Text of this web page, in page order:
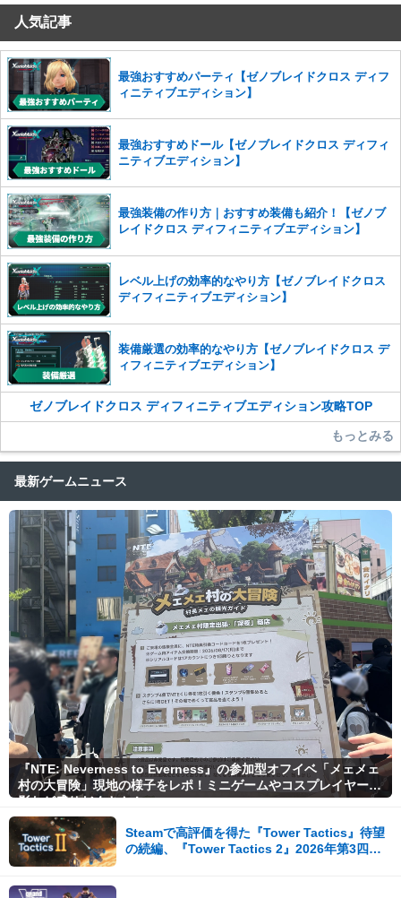
コメントの削除を申請する
せていただきます。ご了承ください。
※一度削除したコメントは復元ができませんのでご注意くだ
さい。
また、過度な利用規約の違反や、弊社に損害の及ぶ内容の書き込みがあ
った場合は、法的措置をとらせていただく場合もございますので、あら
かじめご理解くださいませ。
人気記事
最強おすすめパーティ【ゼノブレイドクロス ディフ
ィニティブエディション】
最強おすすめドール【ゼノブレイドクロス ディフィ
ニティブエディション】
最強装備の作り方｜おすすめ装備も紹介！【ゼノブ
レイドクロス ディフィニティブエディション】
レベル上げの効率的なやり方【ゼノブレイドクロス
ディフィニティブエディション】
装備厳選の効率的なやり方【ゼノブレイドクロス デ
ィフィニティブエディション】
ゼノブレイドクロス ディフィニティブエディション攻略TOP
もっとみる
最新ゲームニュース
『NTE: Neverness to Everness』の参加型オフイベ「メェメェ
村の大冒険」現地の様子をレポ！ミニゲームやコスプレイヤー撮
影など盛りだくさん！
Steamで高評価を得た『Tower Tactics』待望
の続編、『Tower Tactics 2』2026年第3四半